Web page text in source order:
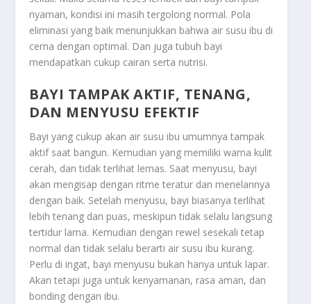
nyaman, kondisi ini masih tergolong normal. Pola
eliminasi yang baik menunjukkan bahwa air susu ibu di
cerna dengan optimal. Dan juga tubuh bayi
mendapatkan cukup cairan serta nutrisi.
BAYI TAMPAK AKTIF, TENANG,
DAN MENYUSU EFEKTIF
Bayi yang cukup akan air susu ibu umumnya tampak
aktif saat bangun. Kemudian yang memiliki warna kulit
cerah, dan tidak terlihat lemas. Saat menyusu, bayi
akan mengisap dengan ritme teratur dan menelannya
dengan baik. Setelah menyusu, bayi biasanya terlihat
lebih tenang dan puas, meskipun tidak selalu langsung
tertidur lama. Kemudian dengan rewel sesekali tetap
normal dan tidak selalu berarti air susu ibu kurang.
Perlu di ingat, bayi menyusu bukan hanya untuk lapar.
Akan tetapi juga untuk kenyamanan, rasa aman, dan
bonding dengan ibu.